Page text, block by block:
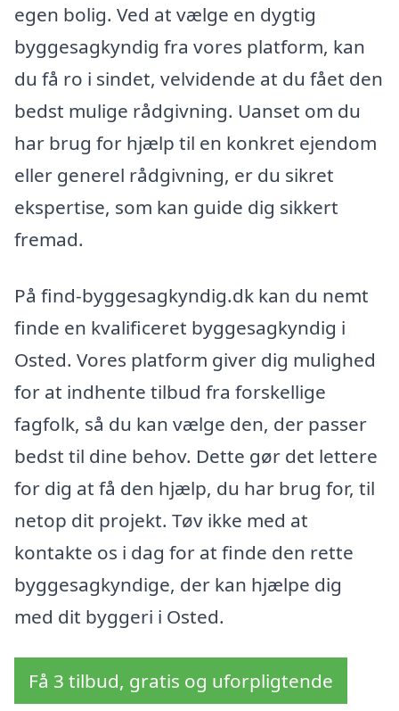
egen bolig. Ved at vælge en dygtig
byggesagkyndig fra vores platform, kan
du få ro i sindet, velvidende at du fået den
bedst mulige rådgivning. Uanset om du
har brug for hjælp til en konkret ejendom
eller generel rådgivning, er du sikret
ekspertise, som kan guide dig sikkert
fremad.
På find-byggesagkyndig.dk kan du nemt
finde en kvalificeret byggesagkyndig i
Osted. Vores platform giver dig mulighed
for at indhente tilbud fra forskellige
fagfolk, så du kan vælge den, der passer
bedst til dine behov. Dette gør det lettere
for dig at få den hjælp, du har brug for, til
netop dit projekt. Tøv ikke med at
kontakte os i dag for at finde den rette
byggesagkyndige, der kan hjælpe dig
med dit byggeri i Osted.
Få 3 tilbud, gratis og uforpligtende